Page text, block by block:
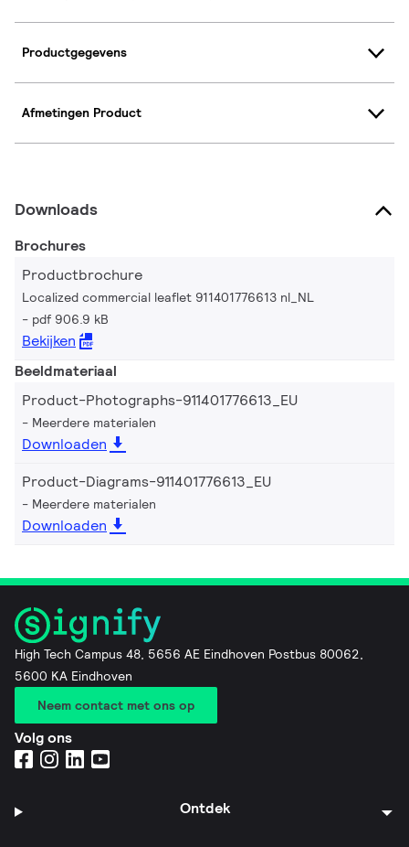
Productgegevens
Afmetingen Product
Downloads
Brochures
Productbrochure
Localized commercial leaflet 911401776613 nl_NL
pdf 906.9 kB
Bekijken
Beeldmateriaal
Product-Photographs-911401776613_EU
Meerdere materialen
Downloaden
Product-Diagrams-911401776613_EU
Meerdere materialen
Downloaden
High Tech Campus 48, 5656 AE Eindhoven Postbus 80062,
5600 KA Eindhoven
Neem contact met ons op
Volg ons
Ontdek